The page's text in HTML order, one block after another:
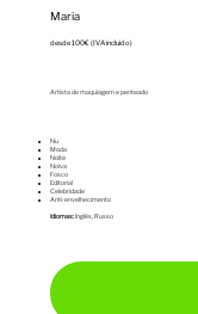
Artista de maquiagem e penteado
desde 100€ (IVA incluido)
Maria
Nu
⁠Moda
⁠Noite
⁠Noiva
⁠Fosco
⁠Editorial
⁠Celebridade
Anti-envelhecimento
Idiomas:Inglês, Russo